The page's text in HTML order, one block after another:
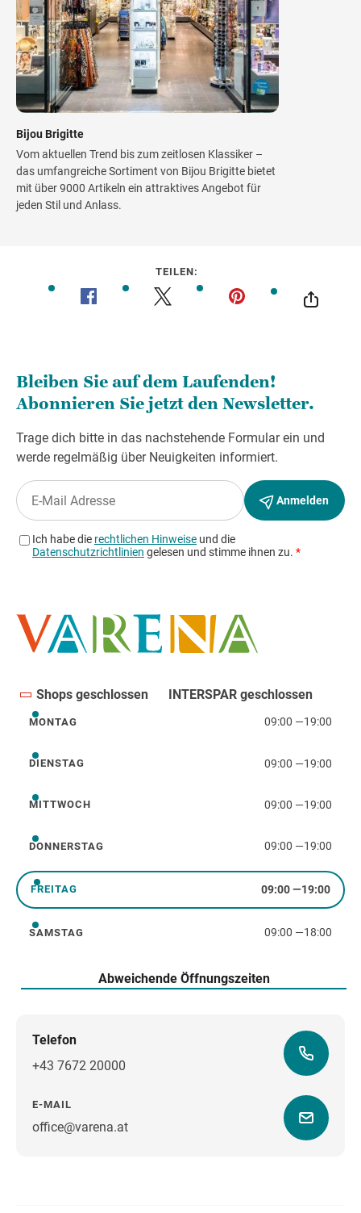
Bijou Brigitte
Vom aktuellen Trend bis zum zeitlosen Klassiker –
das umfangreiche Sortiment von Bijou Brigitte bietet
mit über 9000 Artikeln ein attraktives Angebot für
jeden Stil und Anlass.
TEILEN:
Shops geschlossen INTERSPAR geschlossen
Montag
MONTAG 09:00 —19:00
Dienstag
DIENSTAG 09:00 —19:00
Mittwoch
MITTWOCH 09:00 —19:00
Donnerstag
DONNERSTAG 09:00 —19:00
Freitag
FREITAG 09:00—19:00
Samstag
SAMSTAG 09:00 —18:00
Abweichende Öffnungszeiten
Telefon
+43 7672 20000
E-MAIL
office@varena.at